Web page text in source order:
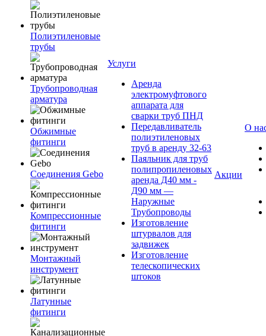
Полиэтиленовые
трубы
Трубопроводная
арматура
Обжимные
фитинги
Соединения Gebo
Компрессионные
фитинги
Монтажный
инструмент
Латунные
фитинги
Услуги
Аренда
электромуфтового
аппарата для
сварки труб ПНД
Передавливатель
полиэтиленовых
труб в аренду 32-63
Паяльник для труб
полипропиленовых
аренда Д40 мм -
Д90 мм —
Наружные
Трубопроводы
Изготовление
штурвалов для
задвижек
Изготовление
телескопических
штоков
Акции
О